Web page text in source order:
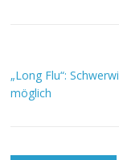
„Long Flu“:
möglich